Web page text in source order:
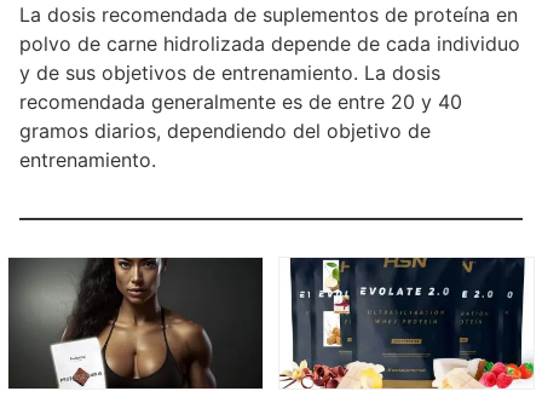
La dosis recomendada de suplementos de proteína en
polvo de carne hidrolizada depende de cada individuo
y de sus objetivos de entrenamiento. La dosis
recomendada generalmente es de entre 20 y 40
gramos diarios, dependiendo del objetivo de
entrenamiento.